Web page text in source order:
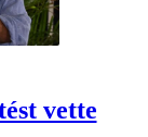
vette